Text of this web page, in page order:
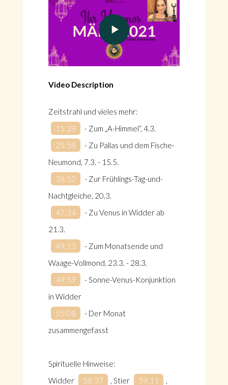
Video Description
Zeitstrahl und vieles mehr:
15:28
​ - Zum „A-Himmel“, 4.3.
25:58
​ - Zu Pallas und dem Fische-
Neumond, 7.3. - 15.5.
38:52
​ - Zur Frühlings-Tag-und-
Nachtgleiche, 20.3.
47:34
​ - Zu Venus in Widder ab
21.3.
49:13
​ - Zum Monatsende und
Waage-Vollmond, 23.3. - 28.3.
49:59
​ - Sonne-Venus-Konjunktion
in Widder
55:08
​ - Der Monat
zusammengefasst
Spirituelle Hinweise:
Widder
58:37 ​, Stier 59:11
​,